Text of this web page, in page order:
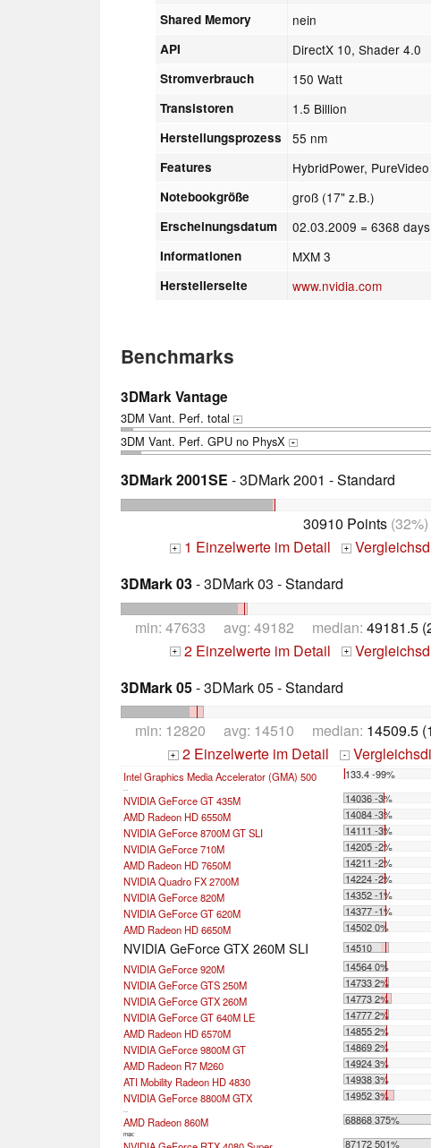
Shared Memory nein
API DirectX 10, Shader 4.0
Stromverbrauch 150 Watt
Transistoren 1.5 Billion
Herstellungsprozess 55 nm
Features HybridPower,
Notebookgröße groß (17" z.B.)
Erscheinungsdatum 02.03.2009 = 6368
Informationen MXM 3
Herstellerseite www.nvidia.com
Benchmarks
3DMark Vantage
3DM Vant. Perf. total +
3DM Vant. Perf. GPU no PhysX +
3DMark 2001SE - 3DMark 2001 - Standard
30910 Points(32%)
+ 1 Einzelwerte im Detail +
3DMark 03- 3DMark 03 - Standard
min: 47633 avg: 49182 median: 49181.5
+ 2 Einzelwerte im Detail +
3DMark 05- 3DMark 05 - Standard
min: 12820 avg: 14510 median: 14509.5
+ 2 Einzelwerte im Detail -
Intel Graphics Media Accelerator (GMA) 500 133.4 -99%
...
NVIDIA GeForce GT 435M
14036 -3%
AMD Radeon HD 6550M
14084 -3%
NVIDIA GeForce 8700M GT SLI
14111 -3%
NVIDIA GeForce 710M
14205 -2%
AMD Radeon HD 7650M
14211 -2%
NVIDIA Quadro FX 2700M
14224 -2%
NVIDIA GeForce 820M
14352 -1%
NVIDIA GeForce GT 620M
14377 -1%
AMD Radeon HD 6650M
14502 0%
NVIDIA GeForce GTX 260M SLI
14510
NVIDIA GeForce 920M
14564 0%
NVIDIA GeForce GTS 250M
14733 2%
NVIDIA GeForce GTX 260M
14773 2%
NVIDIA GeForce GT 640M LE
14777 2%
AMD Radeon HD 6570M
14855 2%
NVIDIA GeForce 9800M GT
14869 2%
AMD Radeon R7 M260
14924 3%
ATI Mobility Radeon HD 4830
14938 3%
NVIDIA GeForce 8800M GTX
14952 3%
...
AMD Radeon 860M 68868 375%
max:
87172 501%